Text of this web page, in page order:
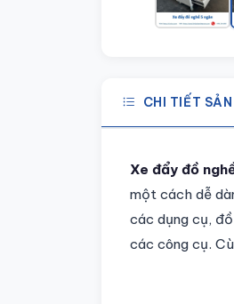
CHI TIẾT
Chi
Xe đẩy đồ
một cách dễ
các dụng cụ,
các công cụ.